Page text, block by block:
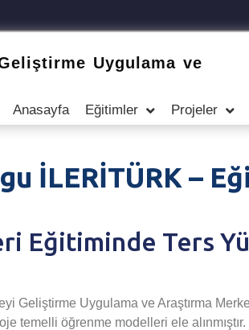
Uygulama ve
Anasayfa Eğitimler Projeler
İLERİTÜRK –
Eğitiminde Ters
Geliştirme Uygulama ve Araştırma
temelli öğrenme modelleri ele alınmıştır.